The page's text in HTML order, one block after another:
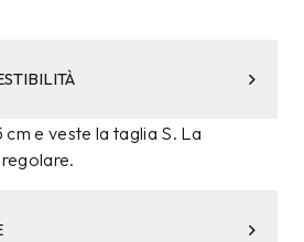
cm e veste la taglia S. La